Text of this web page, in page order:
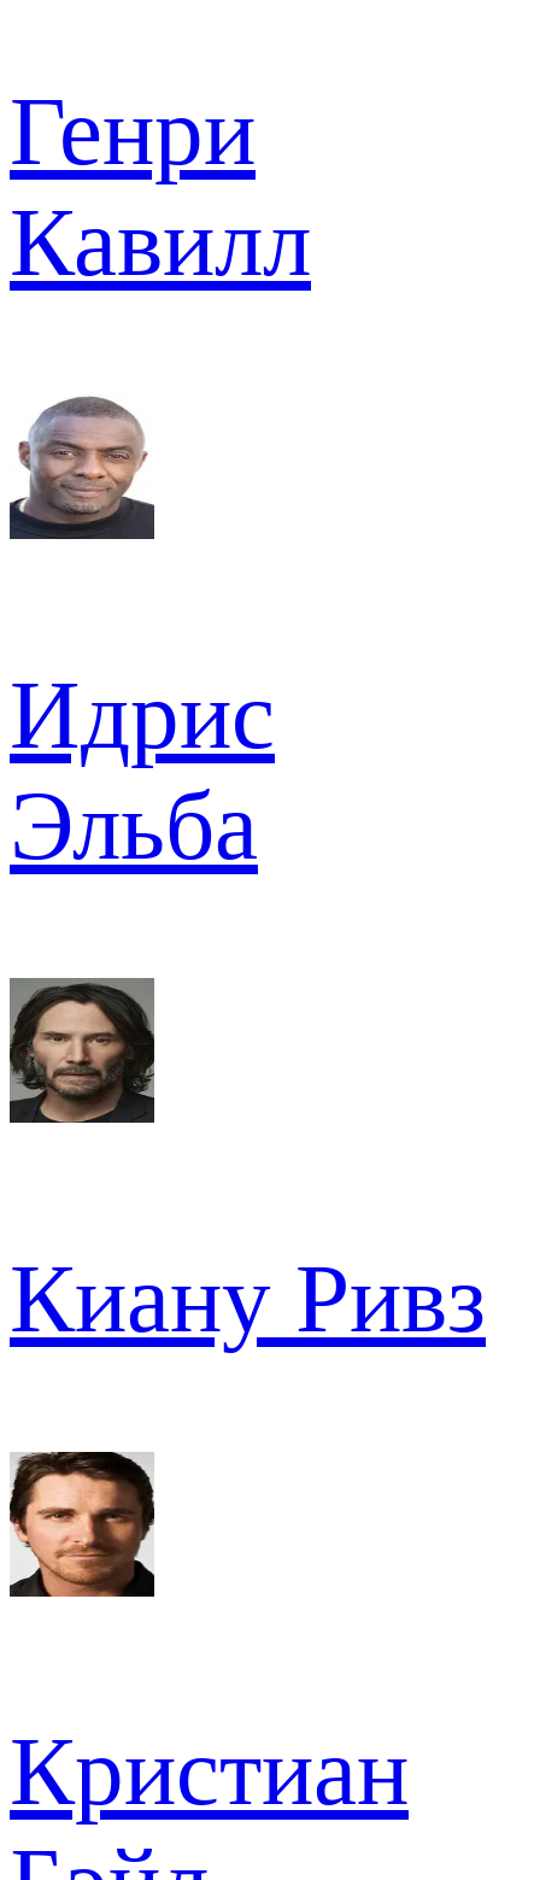
Генри
Кавилл
Идрис
Эльба
Киану Ривз
Кристиан